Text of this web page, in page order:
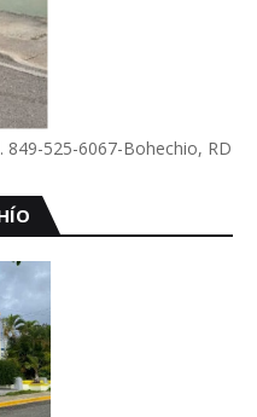
849-525-6067-Bohechio, RD